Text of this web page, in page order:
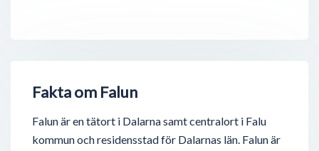
Fakta om Falun
Falun är en tätort i Dalarna samt centralort i Falu
kommun och residensstad för Dalarnas län. Falun är